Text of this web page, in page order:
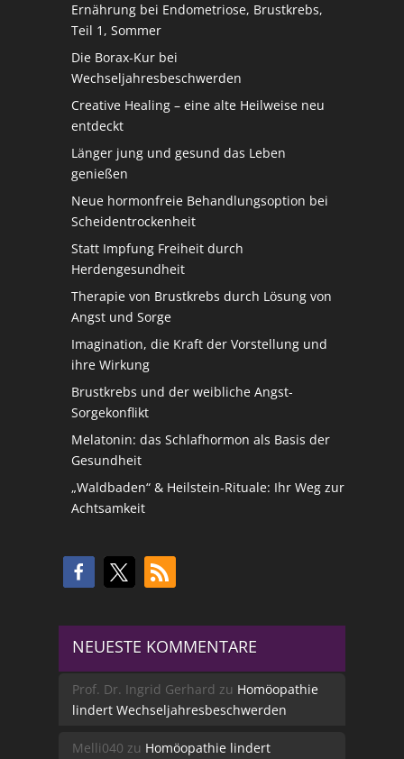
Ernährung bei Endometriose, Brustkrebs,
Teil 1, Sommer
Die Borax-Kur bei
Wechseljahresbeschwerden
Creative Healing – eine alte Heilweise neu
entdeckt
Länger jung und gesund das Leben
genießen
Neue hormonfreie Behandlungsoption bei
Scheidentrockenheit
Statt Impfung Freiheit durch
Herdengesundheit
Therapie von Brustkrebs durch Lösung von
Angst und Sorge
Imagination, die Kraft der Vorstellung und
ihre Wirkung
Brustkrebs und der weibliche Angst-
Sorgekonflikt
Melatonin: das Schlafhormon als Basis der
Gesundheit
„Waldbaden“ & Heilstein-Rituale: Ihr Weg zur
Achtsamkeit
NEUESTE KOMMENTARE
Prof. Dr. Ingrid Gerhard zu Homöopathie
lindert Wechseljahresbeschwerden
Melli040 zu Homöopathie lindert